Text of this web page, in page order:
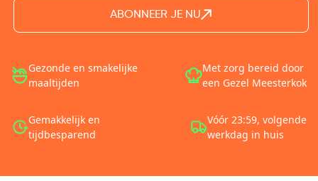
ABONNEER JE NU
Gezonde en smakelijke
maaltijden
Met zorg bereid door
een Gezel Meesterkok
Gemakkelijk en
tijdbesparend
Vóór 23:59, volgende
werkdag in huis